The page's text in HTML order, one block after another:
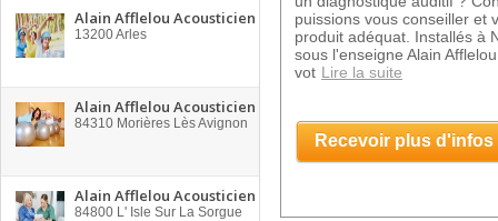
Alain Afflelou Acousticien
13200Arles
Alain Afflelou Acousticien
84310 Morières Lès Avignon
Alain Afflelou Acousticien
84800 L' Isle Sur La Sorgue
puissions vous conseiller et
produit adéquat. Installés à
sous l'enseigne Alain
vot Lire la suite
Recevoir plus d'infos